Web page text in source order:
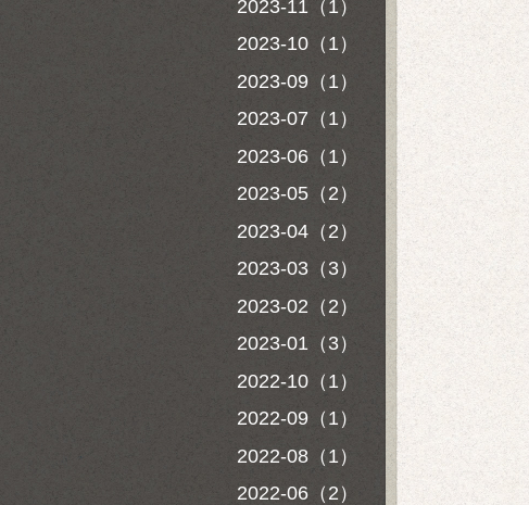
2023-11（1）
2023-10（1）
2023-09（1）
2023-07（1）
2023-06（1）
2023-05（2）
2023-04（2）
2023-03（3）
2023-02（2）
2023-01（3）
2022-10（1）
2022-09（1）
2022-08（1）
2022-06（2）